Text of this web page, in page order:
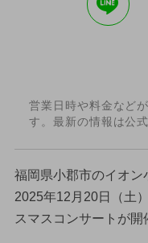
営業日時や料金など
す。最新の情報は公
福岡県小郡市のイオン
2025年12月20日（土
スマスコンサートが開